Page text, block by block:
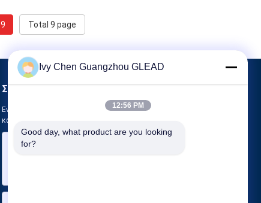
9 Total 9 page
Στείλτε μας μήνυμα
Ενημερώστε μας για τις ανάγκες σας. Θα συνδέσουμε τα
καλύτερα προϊόντα μαζί σας.
Ivy Chen Guangzhou GLEAD
12:56 PM
Good day, what product are you looking
for?